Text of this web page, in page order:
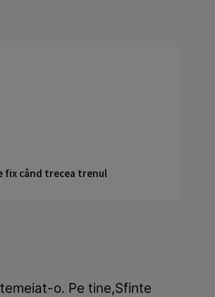
fix când trecea trenul
o. Pe tine,Sfinte